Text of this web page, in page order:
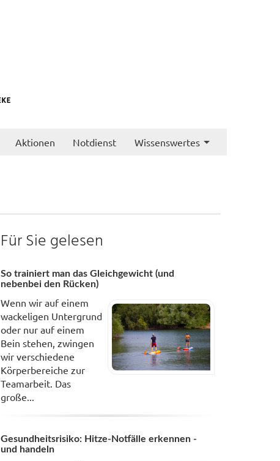
Aktionen Notdienst Wissenswertes
Für Sie gelesen
So trainiert man das Gleichgewicht (und
nebenbei den Rücken)
Wenn wir auf einem
wackeligen Untergrund
oder nur auf einem
Bein stehen, zwingen
wir verschiedene
Körperbereiche zur
Teamarbeit. Das
große...
Gesundheitsrisiko: Hitze-Notfälle erkennen -
und handeln